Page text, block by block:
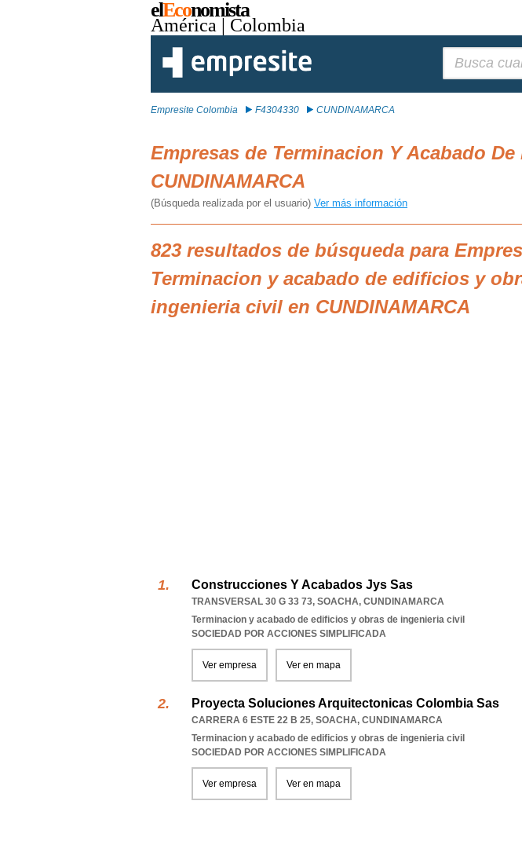
elEconomista
América | Colombia
Empresite Colombia F4304330 CUNDINAMARCA
Empresas de Terminacion Y Acabado
CUNDINAMARCA
(Búsqueda realizada por el usuario) Ver más información
823 resultados de búsqueda para
Terminacion y acabado de edificios y
ingenieria civil en CUNDINAMARCA
Construcciones Y Acabados Jys Sas
TRANSVERSAL 30 G 33 73, SOACHA, CUNDINAMARCA
Terminacion y acabado de edificios y obras de ingenieria civil
SOCIEDAD POR ACCIONES SIMPLIFICADA
Ver empresa Ver en mapa
Proyecta Soluciones Arquitectonicas Colombia Sas
CARRERA 6 ESTE 22 B 25, SOACHA, CUNDINAMARCA
Terminacion y acabado de edificios y obras de ingenieria civil
SOCIEDAD POR ACCIONES SIMPLIFICADA
Ver empresa Ver en mapa